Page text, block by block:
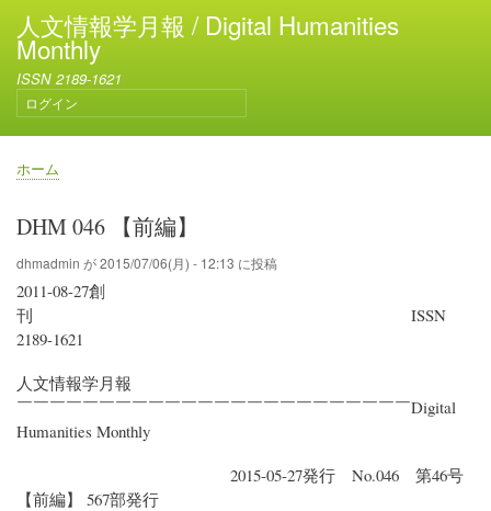
メ
イ
コ
テ
動
人文情報学月報 / Digital Humanities
Monthly
ISSN 2189-1621
ユ
ー
ザ
ー
カ
ン
ト
メ
ニ
ー
ログイン
パ
く
ず
ホーム
DHM 046 【前編】
dhmadmin が2015/07/06(月) - 12:13 に投稿
2011-08-27創
刊 ISSN
2189-1621
人文情報学月報
￣￣￣￣￣￣￣￣￣￣￣￣￣￣￣￣￣￣￣￣￣￣￣￣Digital
Humanities Monthly
2015-05-27発行 No.046 第46号
【前編】 567部発行